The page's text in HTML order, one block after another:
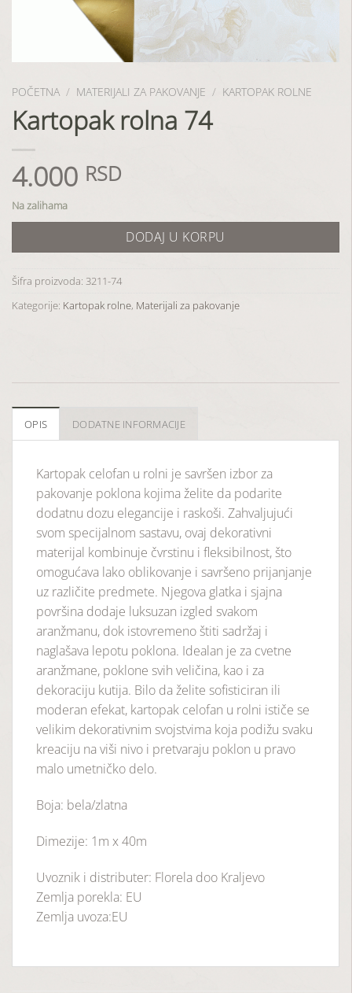
POČETNA / MATERIJALI ZA PAKOVANJE / KARTOPAK ROLNE
Kartopak rolna 74
4.000 RSD
Na zalihama
DODAJ U KORPU
Šifra proizvoda: 3211-74
Kategorije: Kartopak rolne, Materijali za pakovanje
OPIS DODATNE INFORMACIJE
Kartopak celofan u rolni je savršen izbor za
pakovanje poklona kojima želite da podarite
dodatnu dozu elegancije i raskoši. Zahvaljujući
svom specijalnom sastavu, ovaj dekorativni
materijal kombinuje čvrstinu i fleksibilnost, što
omogućava lako oblikovanje i savršeno prijanjanje
uz različite predmete. Njegova glatka i sjajna
površina dodaje luksuzan izgled svakom
aranžmanu, dok istovremeno štiti sadržaj i
naglašava lepotu poklona. Idealan je za cvetne
aranžmane, poklone svih veličina, kao i za
dekoraciju kutija. Bilo da želite sofisticiran ili
moderan efekat, kartopak celofan u rolni ističe se
velikim dekorativnim svojstvima koja podižu svaku
kreaciju na viši nivo i pretvaraju poklon u pravo
malo umetničko delo.
Boja: bela/zlatna
Dimezije: 1m x 40m
Uvoznik i distributer: Florela doo Kraljevo
Zemlja porekla: EU
Zemlja uvoza:EU